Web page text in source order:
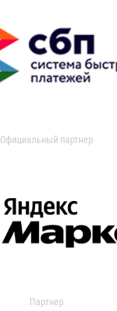
Официальный партнер
Партнер